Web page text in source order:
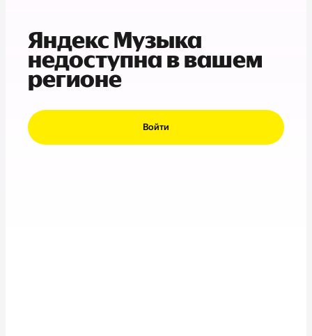
Яндекс Музыка
недоступна в вашем
регионе
Войти